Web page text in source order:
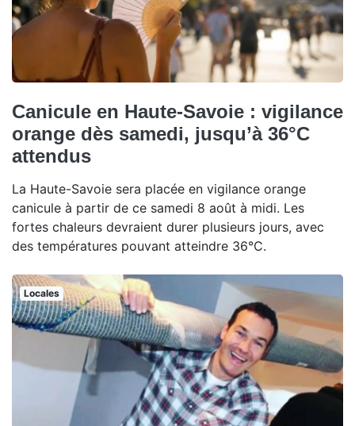
Canicule en Haute-Savoie : vigilance
orange dès samedi, jusqu’à 36°C
attendus
La Haute-Savoie sera placée en vigilance orange
canicule à partir de ce samedi 8 août à midi. Les
fortes chaleurs devraient durer plusieurs jours, avec
des températures pouvant atteindre 36°C.
Locales